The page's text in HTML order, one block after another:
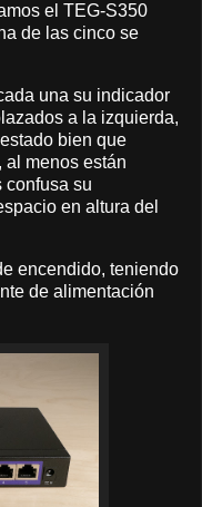
el TEG-S350
de las cinco se
una su indicador
a la izquierda,
bien que
al menos están
confusa su
en altura del
encendido, teniendo
de alimentación